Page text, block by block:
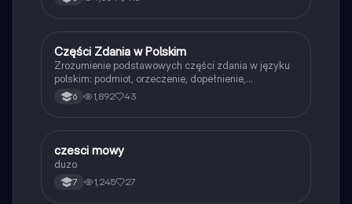
oraz przykłady, które pomogą w analizie zdań.
Język polski
Części Zdania w Polskim
Zrozumienie podstawowych części zdania w języku
polskim: podmiot, orzeczenie, dopełnienie,
przydawka i okolicznik. Dowiedz się, jak
identyfikować i stosować te elementy w zdaniach.
6 1,892 43
Język polski
czesci mowy
duzo
7 1,245 27